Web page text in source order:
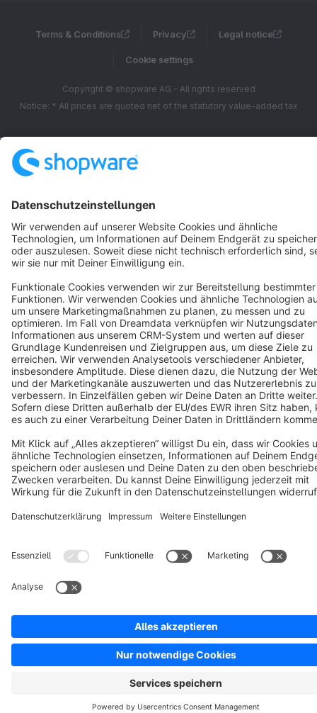
Terms & Conditions Privacy Legal notice
Cookie settings
Copyright © shopware AG - All rights reserved
Notice: * All prices are quoted net of the statutory value-added tax